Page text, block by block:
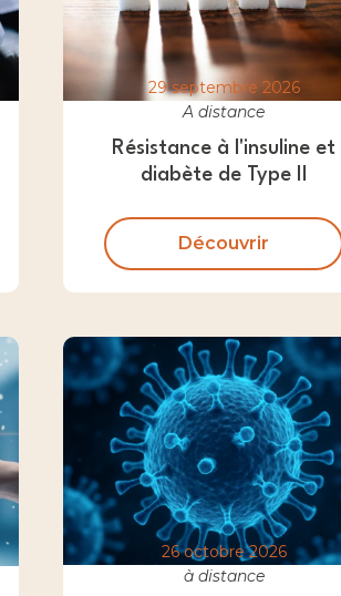
29 septembre 2026
A distance
Résistance à l'insuline et
diabète de Type II
Découvrir
26 octobre 2026
à distance